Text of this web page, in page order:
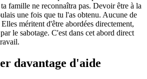
famille ne reconnaîtra pas. Devoir être à la
une fois que tu l'as obtenu. Aucune de
méritent d'être abordées directement,
le sabotage. C'est dans cet abord direct
davantage d'aide